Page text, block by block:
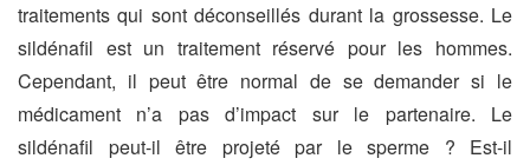
traitements qui sont déconseillés durant la grossesse. Le
sildénafil est un traitement réservé pour les hommes.
Cependant, il peut être normal de se demander si le
médicament n’a pas d’impact sur le partenaire. Le
sildénafil peut-il être projeté par le sperme ? Est-il